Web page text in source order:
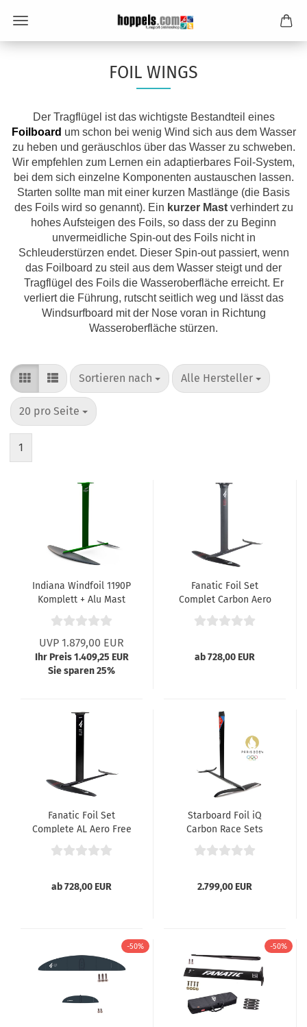
FOIL WINGS
Der Tragflügel ist das wichtigste Bestandteil eines
Foilboard um schon bei wenig Wind sich aus dem Wasser
zu heben und geräuschlos über das Wasser zu schweben.
Wir empfehlen zum Lernen ein adaptierbares Foil-System,
bei dem sich einzelne Komponenten austauschen lassen.
Starten sollte man mit einer kurzen Mastlänge (die Basis
des Foils wird so genannt). Ein kurzer Mastverhindert zu
hohes Aufsteigen des Foils, so dass der zu Beginn
unvermeidliche Spin-out des Foils nicht in
Schleuderstürzen endet. Dieser Spin-out passiert, wenn
das Foilboard zu steil aus dem Wasser steigt und der
Tragflügel des Foils die Wasseroberfläche erreicht. Er
verliert die Führung, rutscht seitlich weg und lässt das
Windsurfboard mit der Nose voran in Richtung
Wasseroberfläche stürzen.
Sortieren nach
Sortieren nach Alle Hersteller
pro Seite
20 pro Seite
pro Seite
1
Indiana Windfoil 1190P
Komplett + Alu Mast
UVP 1.879,00 EUR
Ihr Preis 1.409,25 EUR
Sie sparen 25%
Fanatic Foil Set
Complet Carbon Aero
Free WS
ab 728,00 EUR
Fanatic Foil Set
Complete AL Aero Free
WS
ab 728,00 EUR
Starboard Foil iQ
Carbon Race Sets
2.799,00 EUR
-50% -50%